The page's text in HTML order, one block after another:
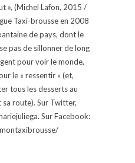
», (Michel Lafon, 2015 /
Taxi-brousse en 2008
de pays, dont le
pas de sillonner de long
pour voir le monde,
le « ressentir » (et,
tous les desserts au
route). Sur Twitter,
Sur Facebook: